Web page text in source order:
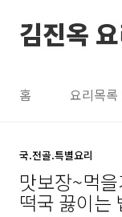
김진옥
홈 요리목록
국.전골.특별요리
맛보장~먹
떡국 끓이는